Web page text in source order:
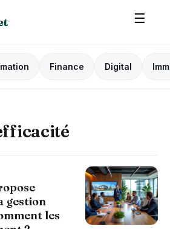
☰
Finance Digital
gestion
les